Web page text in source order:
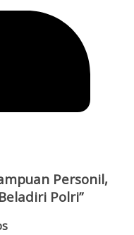
Personil,
Polri”